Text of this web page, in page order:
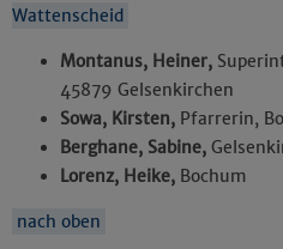
Wattenscheid
Montanus, Heiner,
45879 Gelsenkirchen
Sowa, Kirsten, Pfarrerin,
Berghane, Sabine,
Lorenz, Heike, Bochum
nach oben